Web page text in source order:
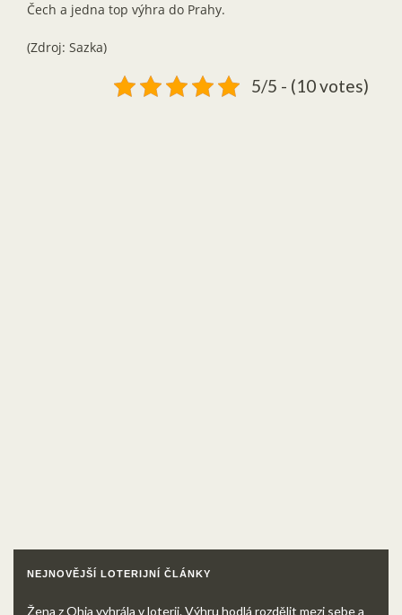
Čech a jedna top výhra do Prahy.
(Zdroj: Sazka)
5/5 - (10 votes)
NEJNOVĚJŠÍ LOTERIJNÍ ČLÁNKY
Žena z Ohia vyhrála v loterii. Výhru hodlá rozdělit mezi sebe a